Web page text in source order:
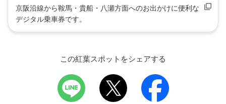
京阪沿線から鞍馬・貴船・八瀬方面へのお出かけに便利な
デジタル乗車券です。
この紅葉スポットをシェアする